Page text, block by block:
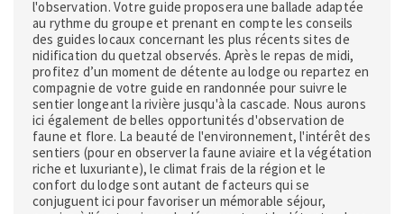
l'observation. Votre guide proposera une ballade adaptée
au rythme du groupe et prenant en compte les conseils
des guides locaux concernant les plus récents sites de
nidification du quetzal observés. Après le repas de midi,
profitez d’un moment de détente au lodge ou repartez en
compagnie de votre guide en randonnée pour suivre le
sentier longeant la rivière jusqu'à la cascade. Nous aurons
ici également de belles opportunités d'observation de
faune et flore. La beauté de l'environnement, l'intérêt des
sentiers (pour en observer la faune aviaire et la végétation
riche et luxuriante), le climat frais de la région et le
confort du lodge sont autant de facteurs qui se
conjuguent ici pour favoriser un mémorable séjour,